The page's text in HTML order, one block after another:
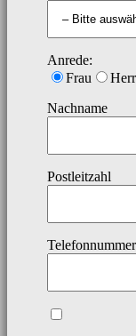
Anrede:
Frau
Herr
Nachname
Postleitzahl